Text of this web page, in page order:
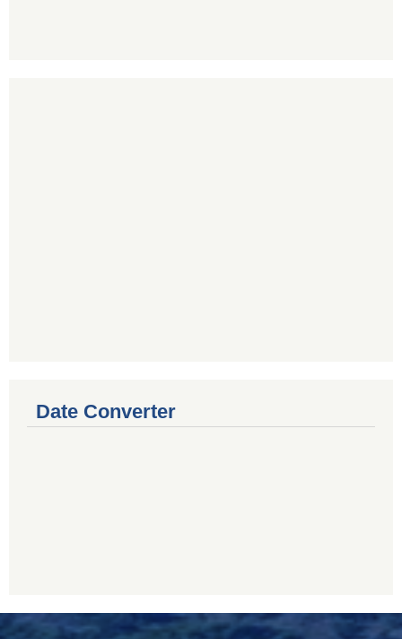
Date Converter